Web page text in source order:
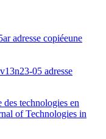
adresse copiéeune
05 adresse
technologies en
of Technologies in